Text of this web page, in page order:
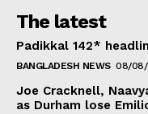
The latest
Padikkal 142*
BANGLADESH NEWS 08/08/
Joe Cracknell,
as Durham lose